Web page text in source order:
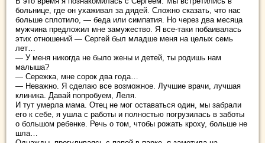
больнице, где он ухаживал за дядей. Сложно сказать, что нас
больше сплотило, — беда или симпатия. Но через два месяца
мужчина предложил мне замужество. Я все-таки побаивалась
этих отношений — Сергей был младше меня на целых семь
лет…
— У меня никогда не было жены и детей, ты родишь нам
малыша?
— Сережка, мне сорок два года…
— Неважно. Я сделаю все возможное. Лучшие врачи, лучшая
клиника. Давай попробуем, Леля.
И тут умерла мама. Отец не мог оставаться один, мы забрали
его к себе, я ушла с работы и полностью погрузилась в заботы
о большом ребенке. Речь о том, чтобы рожать кроху, больше не
шла…